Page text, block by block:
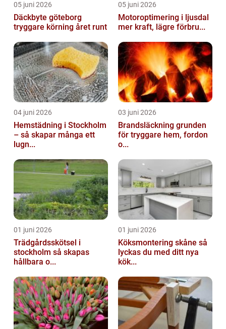
05 juni 2026
Däckbyte göteborg
tryggare körning året runt
05 juni 2026
Motoroptimering i ljusdal
mer kraft, lägre förbru...
04 juni 2026
Hemstädning i Stockholm
– så skapar många ett
lugn...
03 juni 2026
Brandsläckning grunden
för tryggare hem, fordon
o...
01 juni 2026
Trädgårdsskötsel i
stockholm så skapas
hållbara o...
01 juni 2026
Köksmontering skåne så
lyckas du med ditt nya
kök...